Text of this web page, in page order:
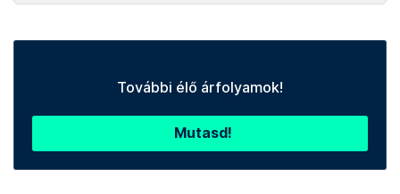
További élő árfolyamok!
Mutasd!